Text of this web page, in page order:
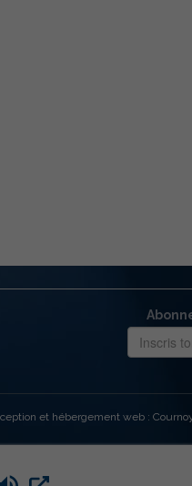
et hébergement web :